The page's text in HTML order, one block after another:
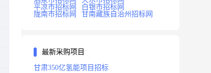
平凉市招标网
白银市招标网
陇南市招标网
甘南藏族自治州招标网
最新采购项目
甘肃350亿氢能项目招标